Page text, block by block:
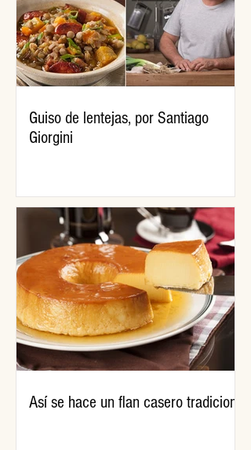
Guiso de lentejas, por Santiago
Giorgini
Así se hace un flan casero tradicional